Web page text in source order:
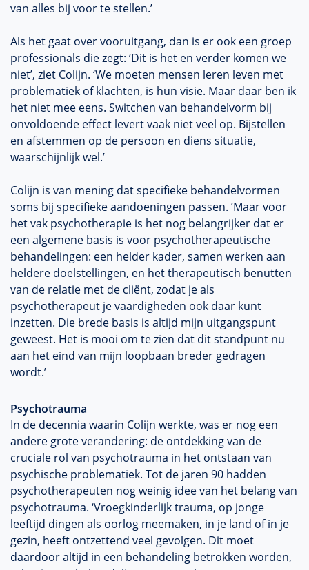
van alles bij voor te stellen.’
Als het gaat over vooruitgang, dan is er ook een groep
professionals die zegt: ‘Dit is het en verder komen we
niet’, ziet Colijn. ‘We moeten mensen leren leven met
problematiek of klachten, is hun visie. Maar daar ben ik
het niet mee eens. Switchen van behandelvorm bij
onvoldoende effect levert vaak niet veel op. Bijstellen
en afstemmen op de persoon en diens situatie,
waarschijnlijk wel.’
Colijn is van mening dat specifieke behandelvormen
soms bij specifieke aandoeningen passen. ’Maar voor
het vak psychotherapie is het nog belangrijker dat er
een algemene basis is voor psychotherapeutische
behandelingen: een helder kader, samen werken aan
heldere doelstellingen, en het therapeutisch benutten
van de relatie met de cliënt, zodat je als
psychotherapeut je vaardigheden ook daar kunt
inzetten. Die brede basis is altijd mijn uitgangspunt
geweest. Het is mooi om te zien dat dit standpunt nu
aan het eind van mijn loopbaan breder gedragen
wordt.’
Psychotrauma
In de decennia waarin Colijn werkte, was er nog een
andere grote verandering: de ontdekking van de
cruciale rol van psychotrauma in het ontstaan van
psychische problematiek. Tot de jaren 90 hadden
psychotherapeuten nog weinig idee van het belang van
psychotrauma. ‘Vroegkinderlijk trauma, op jonge
leeftijd dingen als oorlog meemaken, in je land of in je
gezin, heeft ontzettend veel gevolgen. Dit moet
daardoor altijd in een behandeling betrokken worden,